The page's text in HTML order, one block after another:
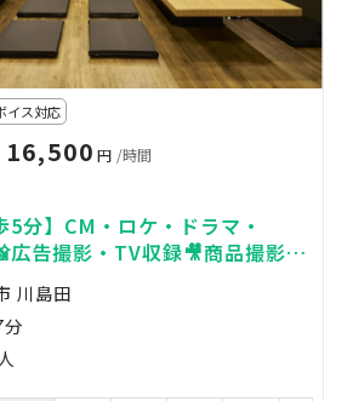
イス対応
円 /時間
5分】CM・ロケ・ドラマ・
告撮影・TV収録🎥商品撮影・
撮影🍃
川島田